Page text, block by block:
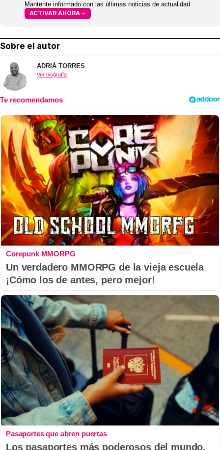
Mantente informado con las últimas noticias de actualidad
ACTIVAR AHORA
Sobre el autor
ADRIÀ TORRES
Ver biografía
Corepunk MMORPG
Un verdadero MMORPG de la vieja escuela
¡Cómo los de antes, pero mejor!
Pasaportes que abren puertas
Los pasaportes más poderosos del mundo,